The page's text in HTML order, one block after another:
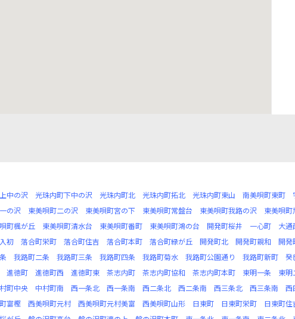
中の沢 光珠内町下中の沢 光珠内町北 光珠内町拓北 光珠内町東山 南美唄町東町
の沢 東美唄町二の沢 東美唄町宮の下 東美唄町常盤台 東美唄町我路の沢 東美唄町
町楓が丘 東美唄町清水台 東美唄町番町 東美唄町鴻の台 開発町桜井 一心町 大通
初 落合町栄町 落合町住吉 落合町本町 落合町緑が丘 開発町北 開発町親和 開発
我路町二条 我路町三条 我路町四条 我路町菊水 我路町公園通り 我路町新町 癸
進徳町 進徳町西 進徳町東 茶志内町 茶志内町協和 茶志内町本町 東明一条 東明
町中央 中村町南 西一条北 西一条南 西二条北 西二条南 西三条北 西三条南 西
富樫 西美唄町元村 西美唄町元村美富 西美唄町山形 日東町 日東町栄町 日東町住